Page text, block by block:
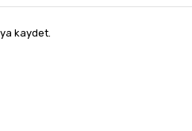
kaydet.